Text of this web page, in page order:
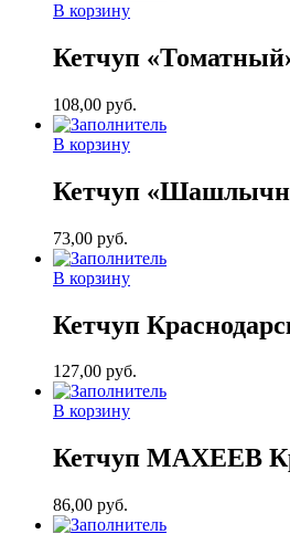
В корзину
Кетчуп
108,00 руб.
В корзину
Кетчуп
73,00 руб.
В корзину
Кетчуп
127,00 руб.
В корзину
Кетчуп МАХЕЕВ
86,00 руб.